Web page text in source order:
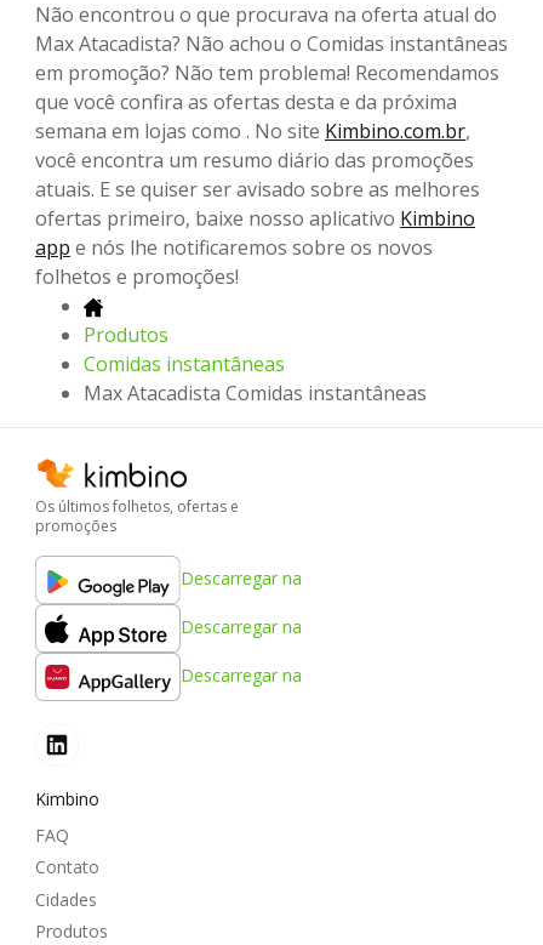
Não encontrou o que procurava na oferta atual do
Max Atacadista? Não achou o Comidas instantâneas
em promoção? Não tem problema! Recomendamos
que você confira as ofertas desta e da próxima
semana em lojas como . No site Kimbino.com.br,
você encontra um resumo diário das promoções
atuais. E se quiser ser avisado sobre as melhores
ofertas primeiro, baixe nosso aplicativo Kimbino
app e nós lhe notificaremos sobre os novos
folhetos e promoções!
Produtos
Comidas instantâneas
Max Atacadista Comidas instantâneas
Os últimos folhetos, ofertas e
promoções
Descarregar na
Descarregar na
Descarregar na
Kimbino
FAQ
Contato
Cidades
Produtos